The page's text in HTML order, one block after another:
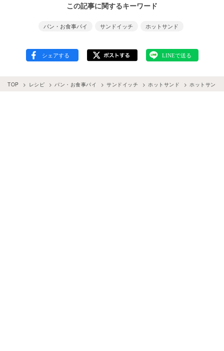
この記事に関するキーワード
パン・お食事パイ サンドイッチ ホットサンド
TOP レシピ パン・お食事パイ サンドイッチ ホットサンド ホットサンド